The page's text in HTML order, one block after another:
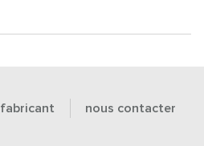
fabricant nous contacter